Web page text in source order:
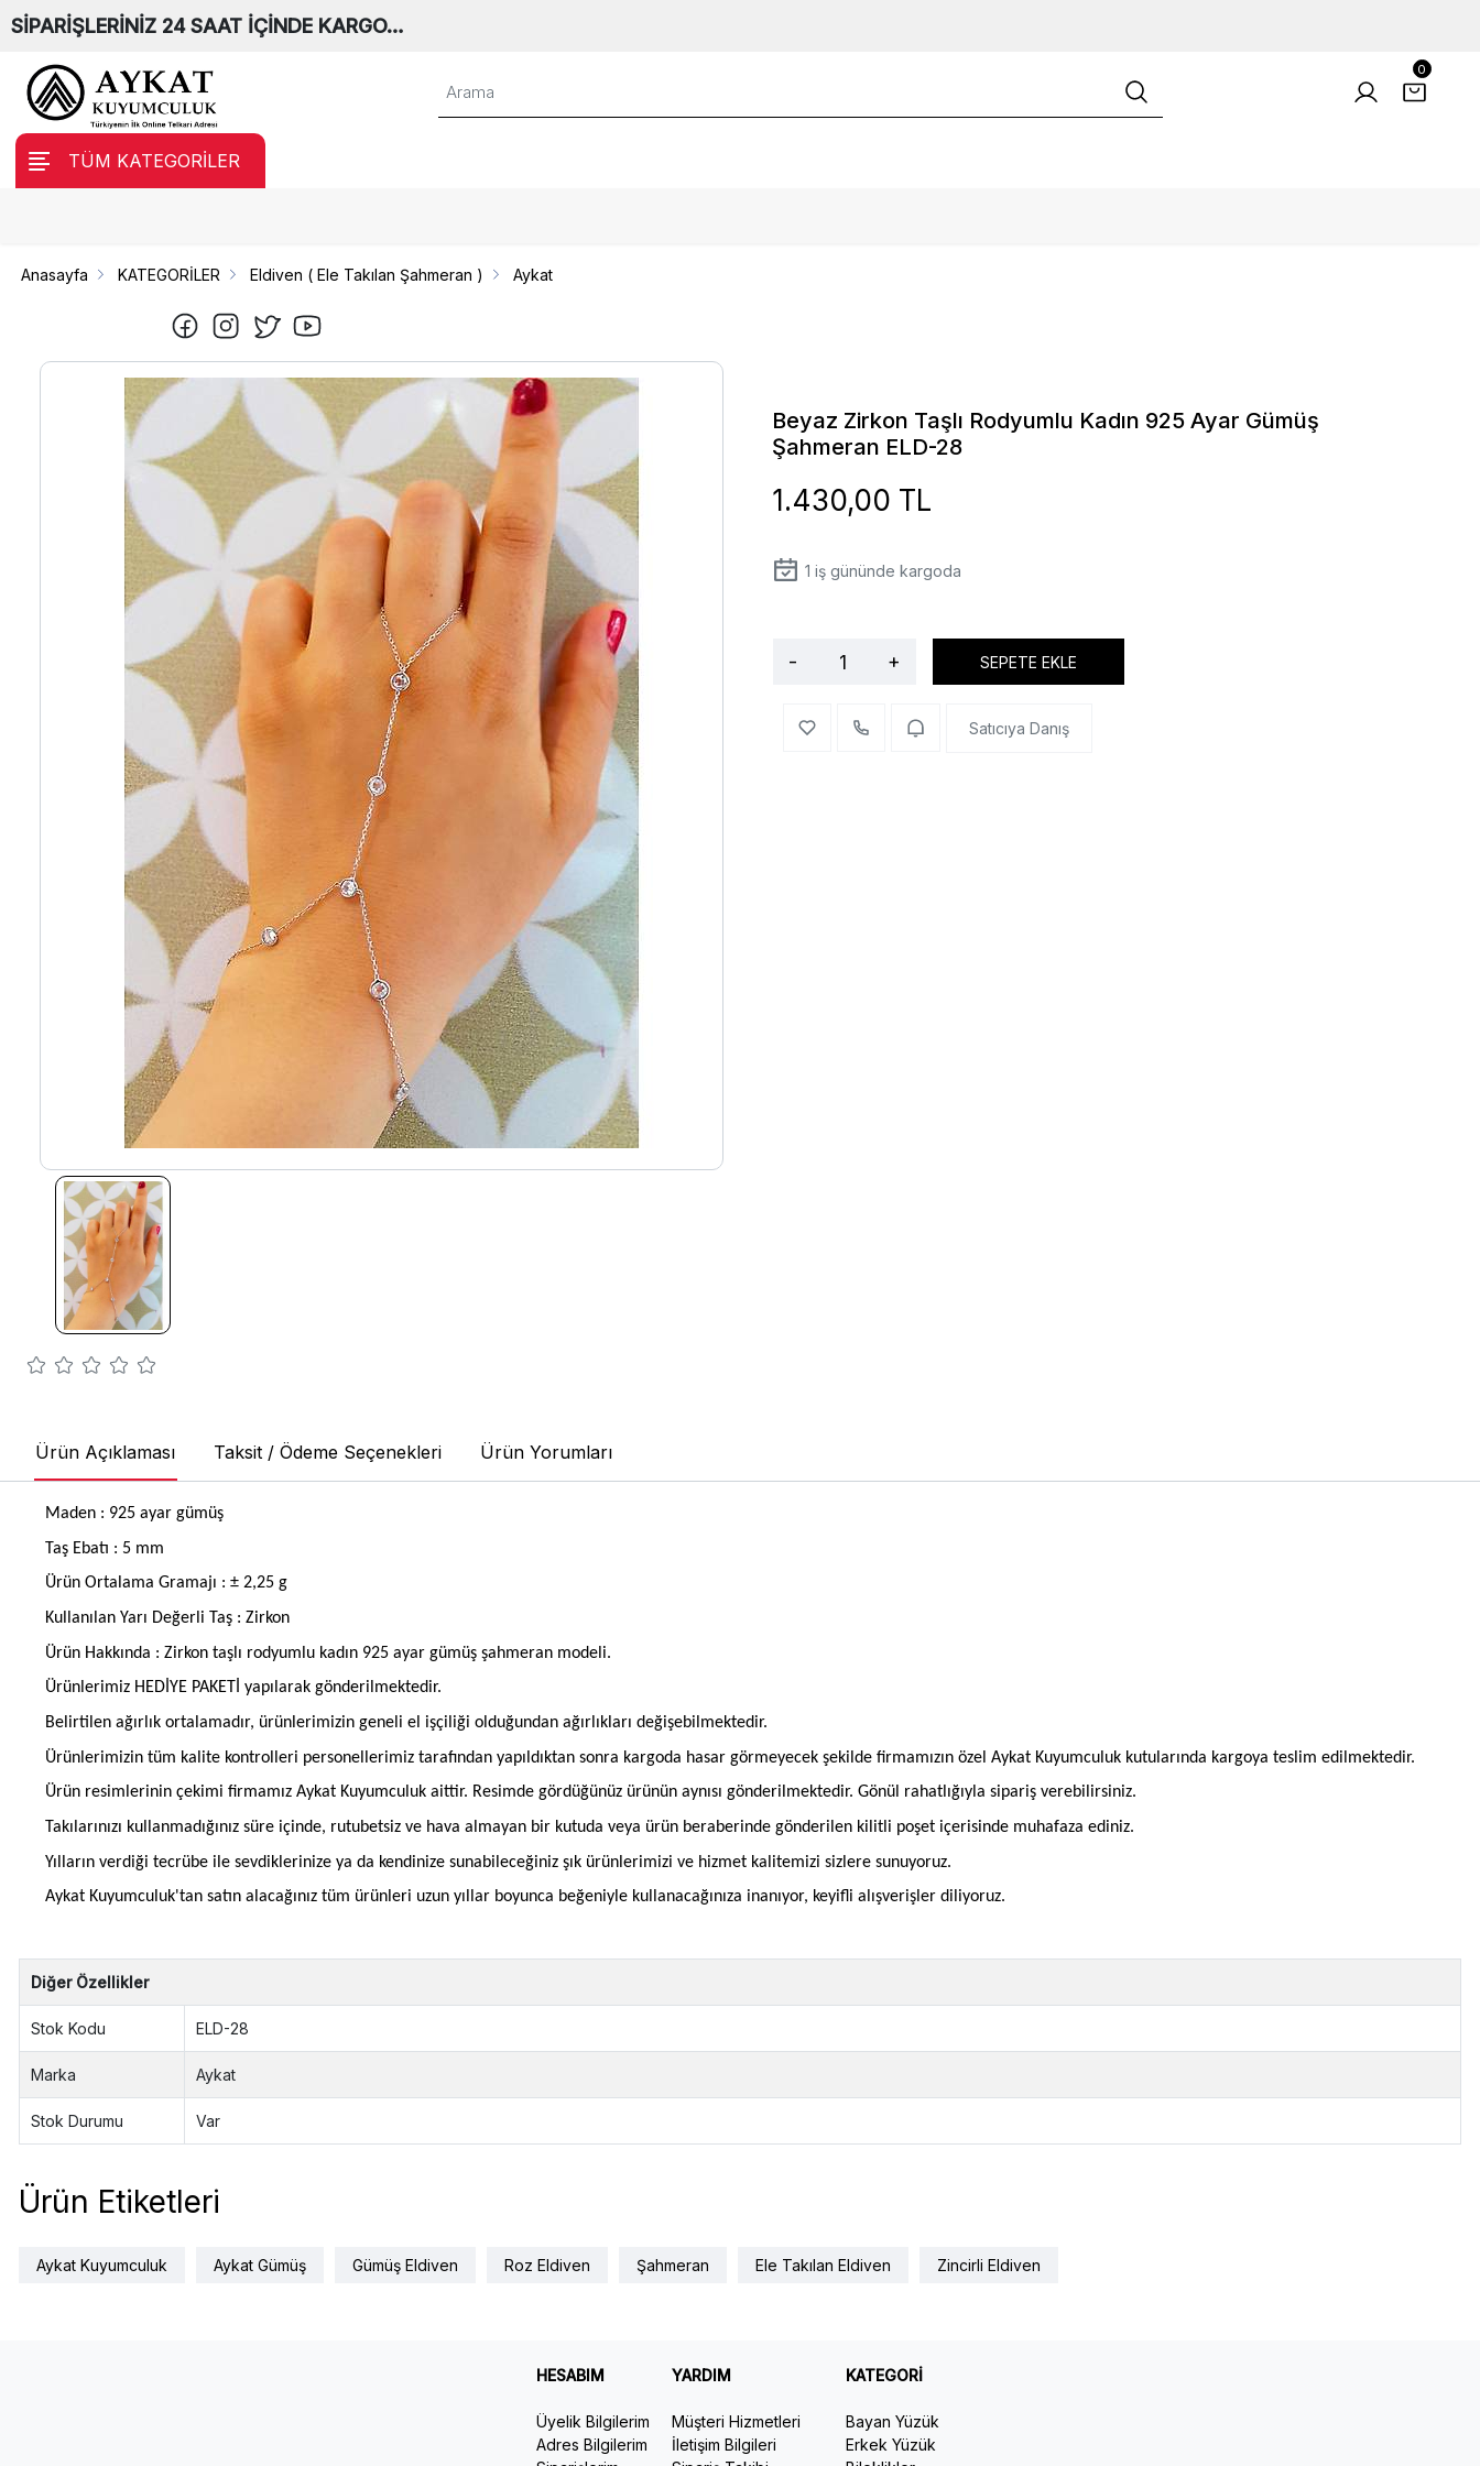
SİPARİŞLERİNİZ 24 SAAT İÇİNDE KARGO…
0
TÜM KATEGORİLER
Anasayfa KATEGORİLER Eldiven ( Ele Takılan Şahmeran ) Aykat
Beyaz Zirkon Taşlı Rodyumlu Kadın 925 Ayar Gümüş
Şahmeran ELD-28
1.430,00 TL
1 iş gününde kargoda
- + SEPETE EKLE
Satıcıya Danış
Ürün Açıklaması Taksit / Ödeme Seçenekleri Ürün Yorumları
Maden : 925 ayar gümüş
Taş Ebatı : 5 mm
Ürün Ortalama Gramajı : ± 2,25 g
Kullanılan Yarı Değerli Taş : Zirkon
Ürün Hakkında : Zirkon taşlı rodyumlu kadın 925 ayar gümüş şahmeran modeli.
Ürünlerimiz HEDİYE PAKETİ yapılarak gönderilmektedir.
Belirtilen ağırlık ortalamadır, ürünlerimizin geneli el işçiliği olduğundan ağırlıkları değişebilmektedir.
Ürünlerimizin tüm kalite kontrolleri personellerimiz tarafından yapıldıktan sonra kargoda hasar görmeyecek şekilde firmamızın özel Aykat Kuyumculuk kutularında kargoya teslim edilmektedir.
Ürün resimlerinin çekimi firmamız Aykat Kuyumculuk aittir. Resimde gördüğünüz ürünün aynısı gönderilmektedir. Gönül rahatlığıyla sipariş verebilirsiniz.
Takılarınızı kullanmadığınız süre içinde, rutubetsiz ve hava almayan bir kutuda veya ürün beraberinde gönderilen kilitli poşet içerisinde muhafaza ediniz.
Yılların verdiği tecrübe ile sevdiklerinize ya da kendinize sunabileceğiniz şık ürünlerimizi ve hizmet kalitemizi sizlere sunuyoruz.
Aykat Kuyumculuk'tan satın alacağınız tüm ürünleri uzun yıllar boyunca beğeniyle kullanacağınıza inanıyor, keyifli alışverişler diliyoruz.
Diğer Özellikler
Stok Kodu ELD-28
Marka Aykat
Stok Durumu Var
Ürün Etiketleri
Aykat Kuyumculuk Aykat Gümüş Gümüş Eldiven Roz Eldiven Şahmeran Ele Takılan Eldiven Zincirli Eldiven
HESABIM
Üyelik Bilgilerim
Adres Bilgilerim
YARDIM
Müşteri Hizmetleri
İletişim Bilgileri
KATEGORİ
Bayan Yüzük
Erkek Yüzük